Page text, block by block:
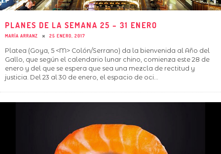
PLANES DE LA SEMANA 25 – 31 ENERO
MARÍA ARRANZ 25 ENERO, 2017
Platea (Goya, 5 <M> Colón/Serrano) da la bienvenida al Año del
Gallo, que según el calendario lunar chino, comienza este 28 de
enero y del que se espera que sea una mezcla de rectitud y
justicia. Del 23 al 30 de enero, el espacio de oci...